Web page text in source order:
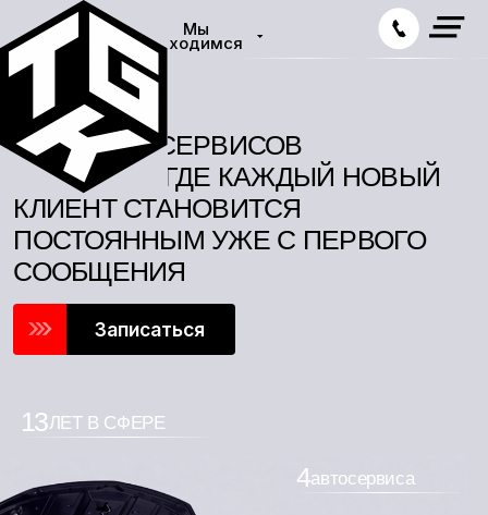
СЕТЬ АВТОСЕРВИСОВ
В МОСКВЕ, ГДЕ КАЖДЫЙ НОВЫЙ
КЛИЕНТ СТАНОВИТСЯ
ПОСТОЯННЫМ УЖЕ С ПЕРВОГО
СООБЩЕНИЯ
находимся
13ЛЕТ В СФЕРЕ
Записаться
Главная